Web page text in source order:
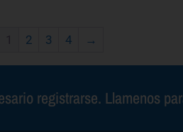
1 2 3 4 →
registrarse. Llamenos